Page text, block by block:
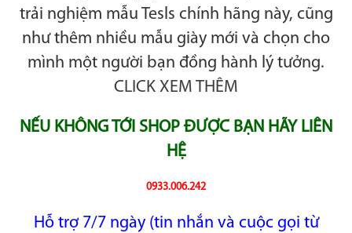
trải nghiệm mẫu Tesls chính hãng này, cũng
như thêm nhiều mẫu giày mới và chọn cho
mình một người bạn đồng hành lý tưởng.
CLICK XEM THÊM
NẾU KHÔNG TỚI SHOP ĐƯỢC BẠN HÃY LIÊN
HỆ
0933.006.242
Hỗ trợ 7/7 ngày (tin nhắn và cuộc gọi từ